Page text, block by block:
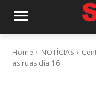
Home NOTÍCIAS
às ruas dia 16